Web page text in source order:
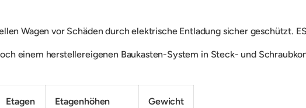
Wagenvor Schäden durch elektrische Entladung sicher geschützt.
einem herstellereigenen Baukasten-System in Steck- und
Etagen Etagenhöhen Gewicht